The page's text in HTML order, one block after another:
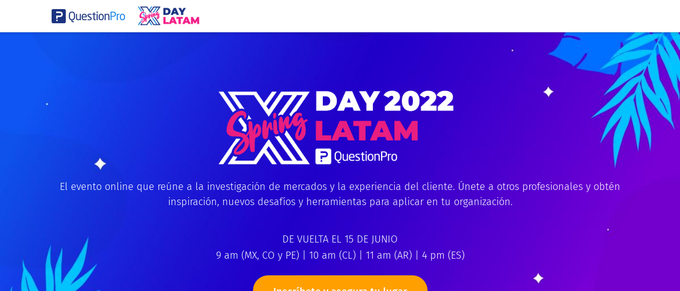
El evento online que reúne a la investigación de mercados y la experiencia del cliente. Únete a otros profesionales y obtén
inspiración, nuevos desafíos y herramientas para aplicar en tu organización.
DE VUELTA EL 15 DE JUNIO
9 am (MX, CO y PE) | 10 am (CL) | 11 am (AR) | 4 pm (ES)